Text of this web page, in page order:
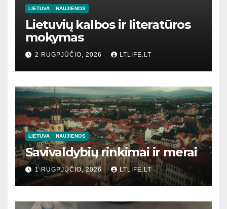
LIETUVA NAUJIENOS
Lietuvių kalbos ir literatūros
mokymas
2 RUGPJŪČIO, 2026 LTLIFE.LT
LIETUVA NAUJIENOS
Savivaldybių rinkimai ir merai
1 RUGPJŪČIO, 2026 LTLIFE.LT